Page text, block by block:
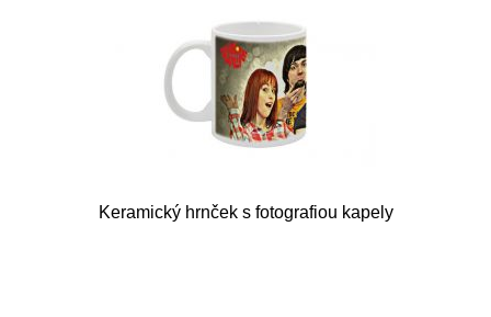
Keramický hrnček s fotografiou kapely